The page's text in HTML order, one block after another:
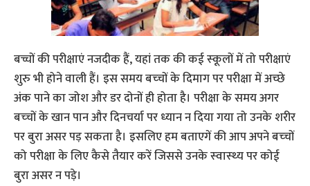
बच्चों की परीक्षाएं नजदीक हैं, यहां तक की कई स्‍कूलों में तो परीक्षाएं
शुरु भी होने वाली हैं। इस समय बच्‍चों के दिमाग पर परीक्षा में अच्‍छे
अंक पाने का जोश और डर दोनों ही होता है। परीक्षा के समय अगर
बच्‍चों के खान पान और दिनचर्या पर ध्‍यान न दिया गया तो उनके शरीर
पर बुरा असर पड़ सकता है। इसलिए हम बताएगें की आप अपने बच्‍चों
को परीक्षा के लिए कैसे तैयार करें जिससे उनके स्‍वास्‍थ्‍य पर कोई
बुरा असर न पड़े।